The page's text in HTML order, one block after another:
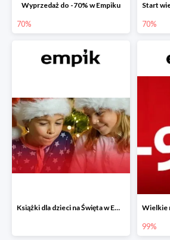
Wyprzedaż do -70% w Empiku
70% 70%
Książki dla dzieci na Święta w Empiku do -40%
99%